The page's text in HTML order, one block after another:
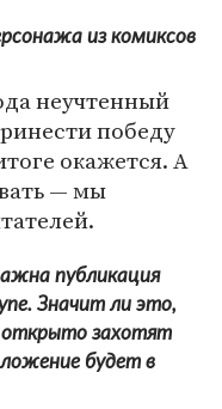
из комиксов
неучтенный
победу
окажется. А
— мы
публикация
Значит ли это,
захотят
будет в